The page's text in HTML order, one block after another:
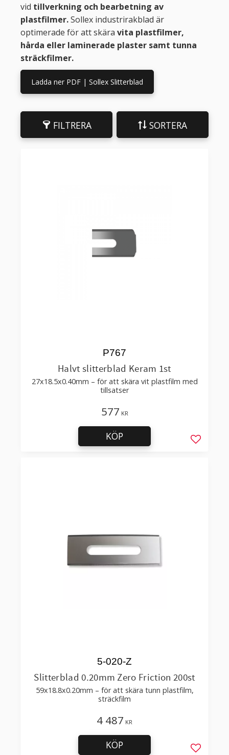
vid tillverkning och bearbetning av
plastfilmer.Sollex industrirakblad är
optimerade för att skära vita plastfilmer,
hårda eller laminerade plaster samt tunna
sträckfilmer.
Ladda ner PDF | Sollex Slitterblad
FILTRERA SORTERA
Halvt slitterblad Keram 1st
27x18.5x0.40mm – för att skära vit plastfilm med
tillsatser
P767
577 KR
Lägg till
KÖP
Slitterblad 0.20mm Zero Friction 200st
59x18.8x0.20mm – för att skära tunn plastfilm,
sträckfilm
5-020-Z
4 487 KR
KÖP